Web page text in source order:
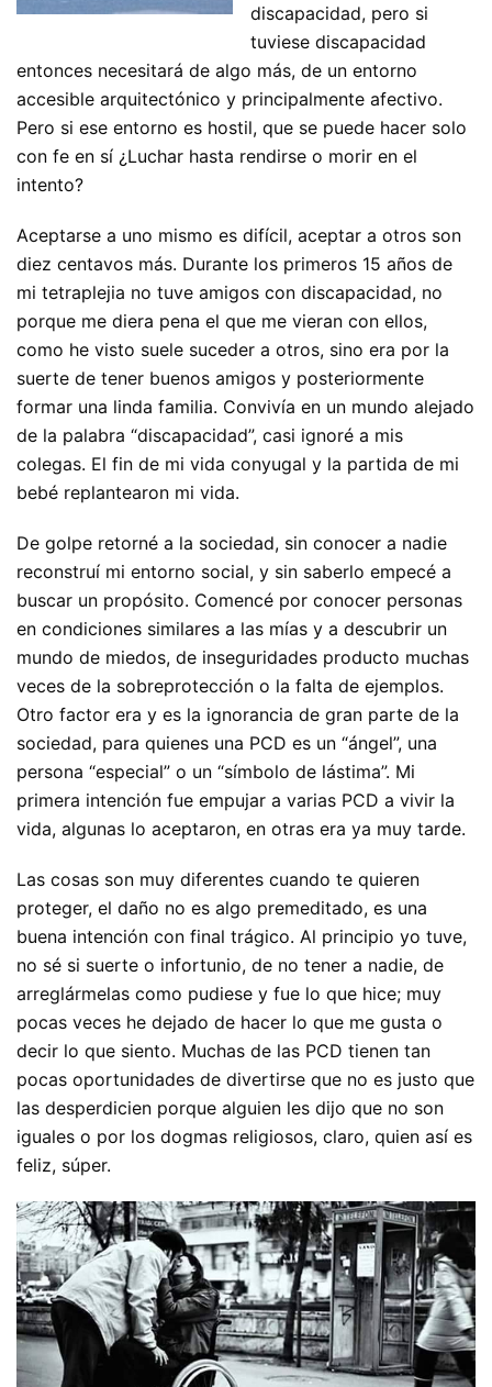
discapacidad, pero si
tuviese discapacidad
entonces necesitará de algo más, de un entorno
accesible arquitectónico y principalmente afectivo.
Pero si ese entorno es hostil, que se puede hacer solo
con fe en sí ¿Luchar hasta rendirse o morir en el
intento?
Aceptarse a uno mismo es difícil, aceptar a otros son
diez centavos más. Durante los primeros 15 años de
mi tetraplejia no tuve amigos con discapacidad, no
porque me diera pena el que me vieran con ellos,
como he visto suele suceder a otros, sino era por la
suerte de tener buenos amigos y posteriormente
formar una linda familia. Convivía en un mundo alejado
de la palabra “discapacidad”, casi ignoré a mis
colegas. El fin de mi vida conyugal y la partida de mi
bebé replantearon mi vida.
De golpe retorné a la sociedad, sin conocer a nadie
reconstruí mi entorno social, y sin saberlo empecé a
buscar un propósito. Comencé por conocer personas
en condiciones similares a las mías y a descubrir un
mundo de miedos, de inseguridades producto muchas
veces de la sobreprotección o la falta de ejemplos.
Otro factor era y es la ignorancia de gran parte de la
sociedad, para quienes una PCD es un “ángel”, una
persona “especial” o un “símbolo de lástima”. Mi
primera intención fue empujar a varias PCD a vivir la
vida, algunas lo aceptaron, en otras era ya muy tarde.
Las cosas son muy diferentes cuando te quieren
proteger, el daño no es algo premeditado, es una
buena intención con final trágico. Al principio yo tuve,
no sé si suerte o infortunio, de no tener a nadie, de
arreglármelas como pudiese y fue lo que hice; muy
pocas veces he dejado de hacer lo que me gusta o
decir lo que siento. Muchas de las PCD tienen tan
pocas oportunidades de divertirse que no es justo que
las desperdicien porque alguien les dijo que no son
iguales o por los dogmas religiosos, claro, quien así es
feliz, súper.